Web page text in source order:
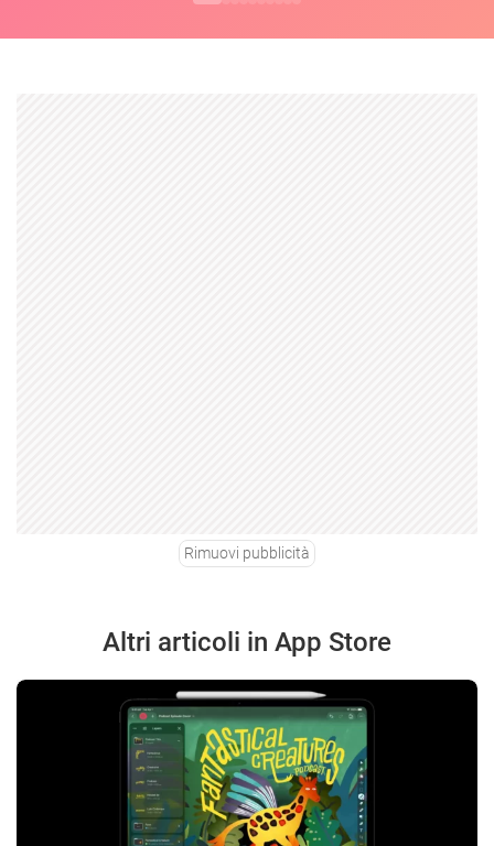
Rimuovi pubblicità
Altri articoli in App Store